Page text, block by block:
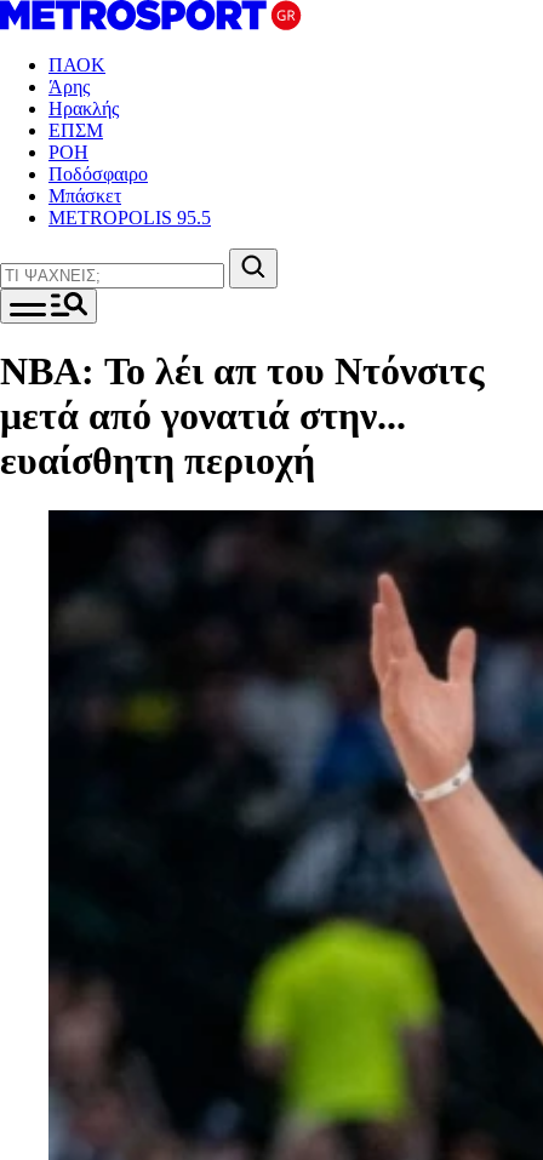
ΠΑΟΚ
Άρης
Ηρακλής
ΕΠΣΜ
ΡΟΗ
Ποδόσφαιρο
Μπάσκετ
METROPOLIS 95.5
NBA: Το λέι απ του Ντόνσιτς
μετά από γονατιά στην...
ευαίσθητη περιοχή